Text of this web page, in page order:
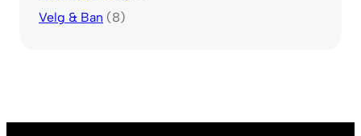
Velg & Ban (8)